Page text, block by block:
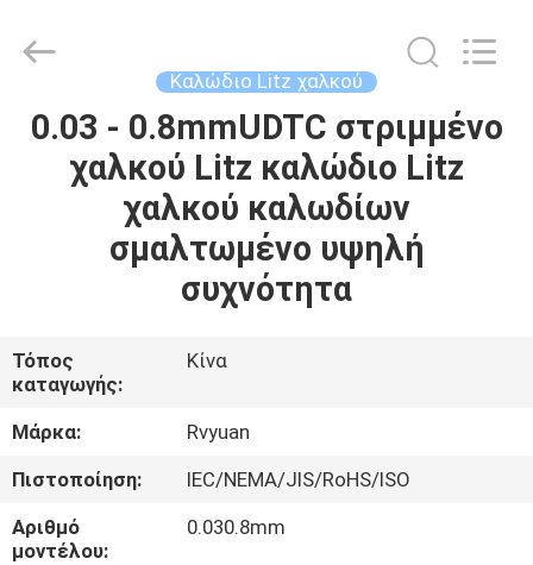
ΣΠΊΤΙ
ΠΡΟΪΌΝΤΑ
ΠΕΡΊΠΟΥ
ΕΜΕΊΣ
ΓΎΡΟΣ
ΕΡΓΟΣΤΑΣΊΩΝ
Material
Co,.Ltd.
Reserved.
Καλώδιο Litz χαλκού
0.03 - 0.8mmUDTC στριμμένο
χαλκού Litz καλώδιο Litz
χαλκού καλωδίων
σμαλτωμένο υψηλή
συχνότητα
Τόπος
καταγωγής:
Κίνα
Μάρκα:
Rvyuan
Πιστοποίηση:
IEC/NEMA/JIS/RoHS/ISO
Αριθμό
μοντέλου:
0.030.8mm